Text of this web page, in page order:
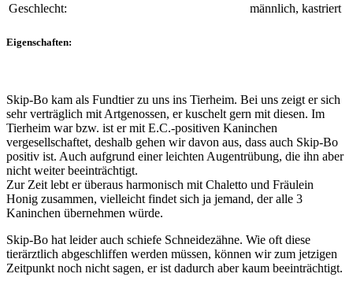
Geschlecht:
männlich, kastriert
Eigenschaften:
Skip-Bo kam als Fundtier zu uns ins Tierheim. Bei uns zeigt er sich
sehr verträglich mit Artgenossen, er kuschelt gern mit diesen. Im
Tierheim war bzw. ist er mit E.C.-positiven Kaninchen
vergesellschaftet, deshalb gehen wir davon aus, dass auch Skip-Bo
positiv ist. Auch aufgrund einer leichten Augentrübung, die ihn aber
nicht weiter beeinträchtigt.
Zur Zeit lebt er überaus harmonisch mit Chaletto und Fräulein
Honig zusammen, vielleicht findet sich ja jemand, der alle 3
Kaninchen übernehmen würde.
Skip-Bo hat leider auch schiefe Schneidezähne. Wie oft diese
tierärztlich abgeschliffen werden müssen, können wir zum jetzigen
Zeitpunkt noch nicht sagen, er ist dadurch aber kaum beeinträchtigt.